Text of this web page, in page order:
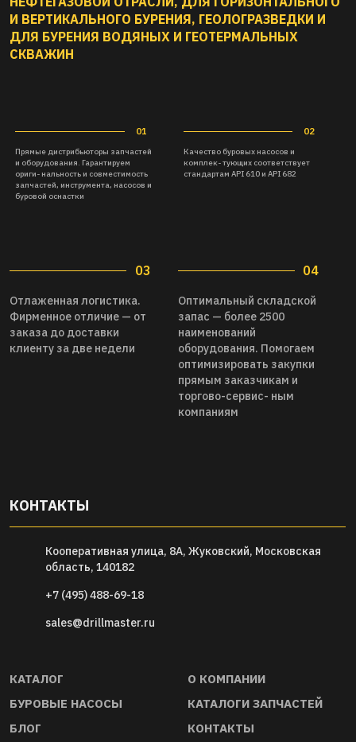
И ВЕРТИКАЛЬНОГО БУРЕНИЯ, ГЕОЛОГРАЗВЕДКИ И
ДЛЯ БУРЕНИЯ ВОДЯНЫХ И ГЕОТЕРМАЛЬНЫХ
СКВАЖИН
03
Отлаженная логистика.
Фирменное отличие — от
заказа до доставки
клиенту за две недели
04
Оптимальный складской
запас — более 2500
наименований
оборудования. Помогаем
оптимизировать закупки
прямым заказчикам и
торгово-сервис- ным
компаниям
КОНТАКТЫ
Кооперативная улица, 8А, Жуковский, Московская
область, 140182
+7 (495) 488-69-18
sales@drillmaster.ru
КАТАЛОГ
О КОМПАНИИ
БУРОВЫЕ НАСОСЫ
КАТАЛОГИ ЗАПЧАСТЕЙ
БЛОГ
КОНТАКТЫ